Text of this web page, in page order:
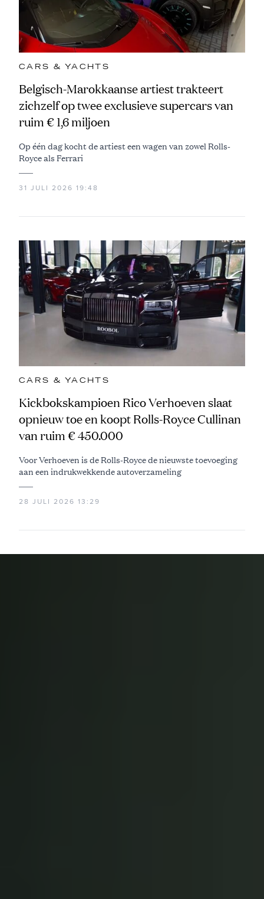
CARS & YACHTS
Belgisch-Marokkaanse artiest trakteert
zichzelf op twee exclusieve supercars van
ruim € 1,6 miljoen
Op één dag kocht de artiest een wagen van zowel Rolls-
Royce als Ferrari
31 JULI 2026 19:48
CARS & YACHTS
Kickbokskampioen Rico Verhoeven slaat
opnieuw toe en koopt Rolls-Royce Cullinan
van ruim € 450.000
Voor Verhoeven is de Rolls-Royce de nieuwste toevoeging
aan een indrukwekkende autoverzameling
28 JULI 2026 13:29